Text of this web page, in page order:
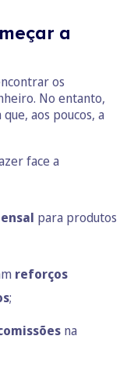
a
os
No entanto,
aos poucos, a
face a
para produtos
reforços
;
na